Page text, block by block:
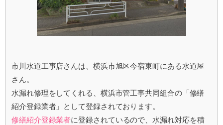
市川水道工事店さんは、横浜市旭区今宿東町にある水道屋
さん。
水漏れ修理をしてくれる、横浜市管工事共同組合の「修繕
紹介登録業者」として登録されております。
修繕紹介登録業者に登録されているので、水漏れ対応を積